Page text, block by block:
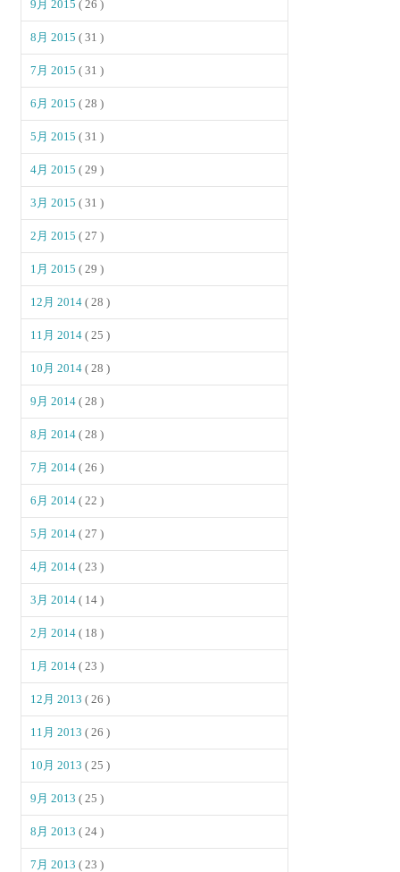
9月 2015( 26 )
8月 2015( 31 )
7月 2015( 31 )
6月 2015( 28 )
5月 2015( 31 )
4月 2015( 29 )
3月 2015( 31 )
2月 2015( 27 )
1月 2015( 29 )
12月 2014( 28 )
11月 2014( 25 )
10月 2014( 28 )
9月 2014( 28 )
8月 2014( 28 )
7月 2014( 26 )
6月 2014( 22 )
5月 2014( 27 )
4月 2014( 23 )
3月 2014( 14 )
2月 2014( 18 )
1月 2014( 23 )
12月 2013( 26 )
11月 2013( 26 )
10月 2013( 25 )
9月 2013( 25 )
8月 2013( 24 )
7月 2013( 23 )